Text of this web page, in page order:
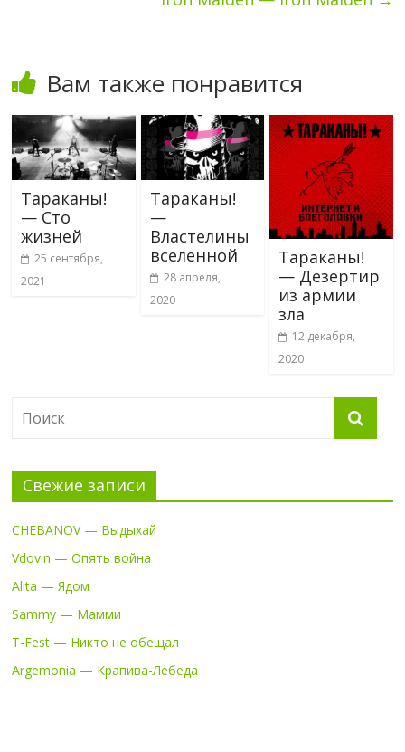
Вам также понравится
Тараканы!
— Сто
жизней
25 сентября,
2021
Тараканы!
—
Властелины
вселенной
28 апреля,
2020
Тараканы!
— Дезертир
из армии
зла
12 декабря,
2020
Свежие записи
CHEBANOV — Выдыхай
Vdovin — Опять война
Alita — Ядом
Sammy — Мамми
T-Fest — Никто не обещал
Argemonia — Крапива-Лебеда